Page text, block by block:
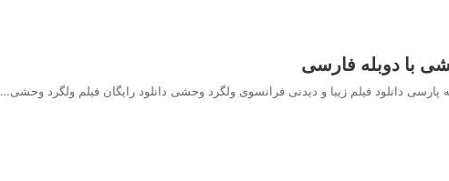
با دوبله فارسی
پارسی دانلود فیلم زیبا و دیدنی فرانسوی ولگرد وحشی دانلود رایگان فیلم ولگرد وحشی…